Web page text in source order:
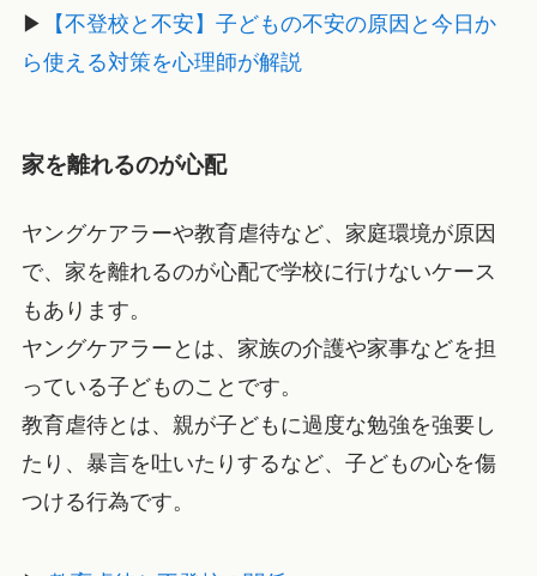
▶
【不登校と不安】子どもの不安の原因と今日か
ら使える対策を心理師が解説
家を離れるのが心配
ヤングケアラーや教育虐待など、家庭環境が原因
で、家を離れるのが心配で学校に行けないケース
もあります。
ヤングケアラーとは、家族の介護や家事などを担
っている子どものことです。
教育虐待とは、親が子どもに過度な勉強を強要し
たり、暴言を吐いたりするなど、子どもの心を傷
つける行為です。